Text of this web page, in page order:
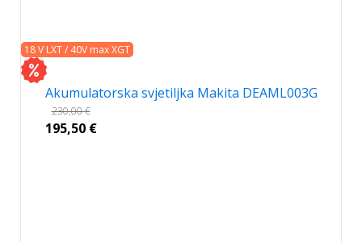
18 V LXT / 40V max XGT
Akumulatorska svjetiljka Makita DEAML003G
230,00€
195,50 €